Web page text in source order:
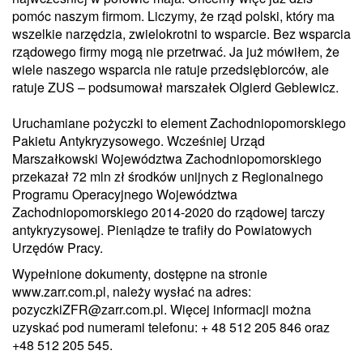
pomóc naszym firmom. Liczymy, że rząd polski, który ma
wszelkie narzędzia, zwielokrotni to wsparcie. Bez wsparcia
rządowego firmy mogą nie przetrwać. Ja już mówiłem, że
wiele naszego wsparcia nie ratuje przedsiębiorców, ale
ratuje ZUS – podsumował marszałek Olgierd Geblewicz.
Uruchamiane pożyczki to element Zachodniopomorskiego
Pakietu Antykryzysowego. Wcześniej Urząd
Marszałkowski Województwa Zachodniopomorskiego
przekazał 72 mln zł środków unijnych z Regionalnego
Programu Operacyjnego Województwa
Zachodniopomorskiego 2014-2020 do rządowej tarczy
antykryzysowej. Pieniądze te trafiły do Powiatowych
Urzędów Pracy.
Wypełnione dokumenty, dostępne na stronie
www.zarr.com.pl, należy wysłać na adres:
pozyczkiZFR@zarr.com.pl. Więcej informacji można
uzyskać pod numerami telefonu: + 48 512 205 846 oraz
+48 512 205 545.